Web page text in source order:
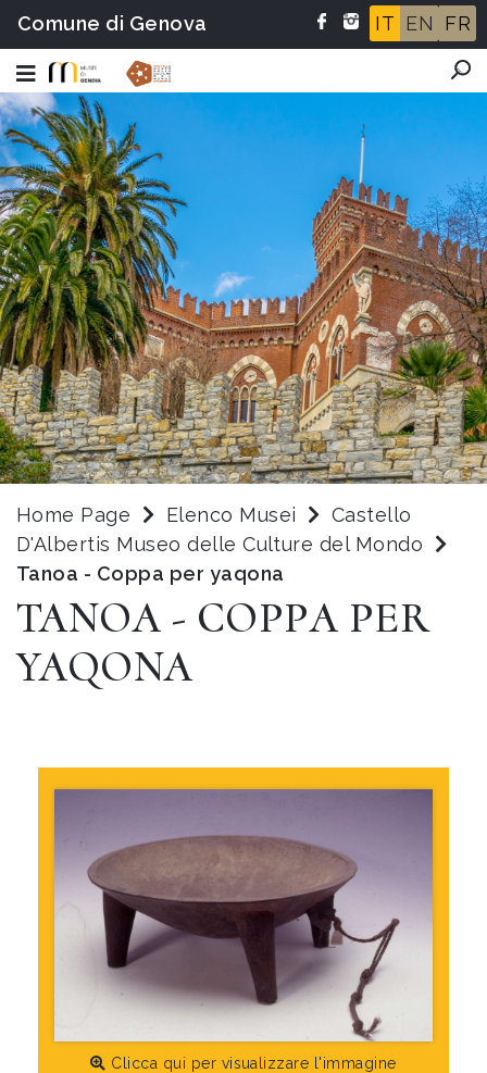
Comune di Genova IT EN FR
Home Page Elenco Musei
Castello
D'Albertis Museo delle Culture del Mondo
Tanoa - Coppa per yaqona
TANOA - COPPA PER
YAQONA
Clicca qui per visualizzare l'immagine